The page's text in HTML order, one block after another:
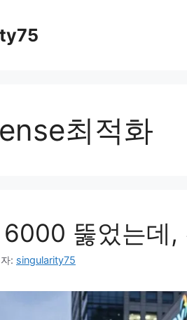
최적화
6000 뚫었는데,
: singularity75